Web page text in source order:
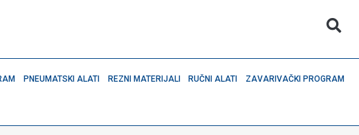
PNEUMATSKI ALATI REZNI MATERIJALI RUČNI ALATI ZAVARIVAČKI PROGRAM